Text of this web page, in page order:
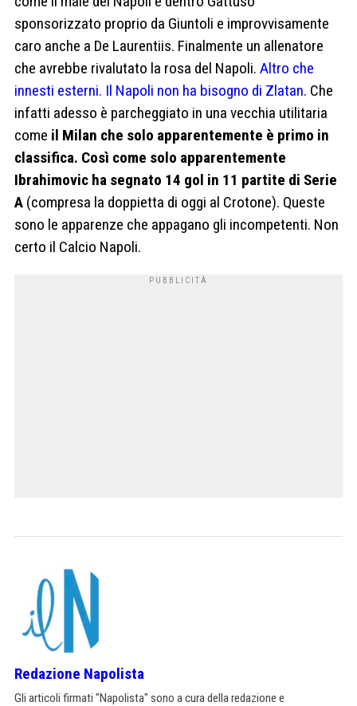
sponsorizzato proprio da Giuntoli e improvvisamente
caro anche a De Laurentiis. Finalmente un allenatore
che avrebbe rivalutato la rosa del Napoli. Altro che
innesti esterni. Il Napoli non ha bisogno di Zlatan. Che
infatti adesso è parcheggiato in una vecchia utilitaria
come il Milan che solo apparentemente è primo in
classifica. Così come solo apparentemente
Ibrahimovic ha segnato 14 gol in 11 partite di Serie
A (compresa la doppietta di oggi al Crotone). Queste
sono le apparenze che appagano gli incompetenti. Non
certo il Calcio Napoli.
Redazione Napolista
Gli articoli firmati "Napolista" sono a cura della redazione e